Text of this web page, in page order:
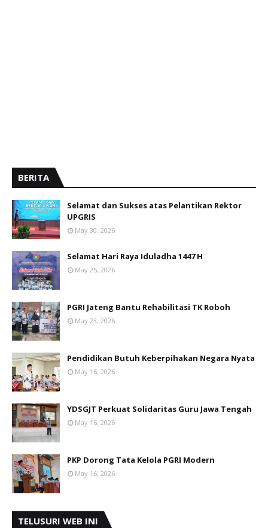
BERITA
Selamat dan Sukses atas Pelantikan Rektor
UPGRIS
May 30, 2026
Selamat Hari Raya Iduladha 1447 H
May 25, 2026
PGRI Jateng Bantu Rehabilitasi TK Roboh
May 23, 2026
Pendidikan Butuh Keberpihakan Negara Nyata
May 16, 2026
YDSGJT Perkuat Solidaritas Guru Jawa Tengah
May 16, 2026
PKP Dorong Tata Kelola PGRI Modern
May 16, 2026
TELUSURI WEB INI